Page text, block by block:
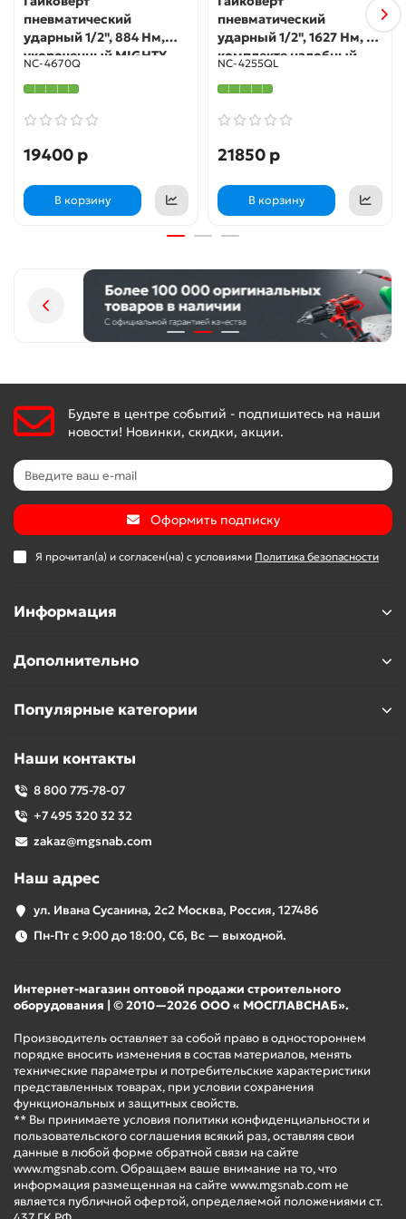
пневматический
ударный 1/2", 884 Нм,
укороченный MIGHTY
SEVEN NC-4670Q
NC-4670Q
19400 р
В корзину
пневматический
ударный 1/2", 1627 Нм, в
комплекте налобный
фонарь MIGHTY SEVEN
NC-4255QL
NC-4255QL
21850 р
В корзину
Будьте в центре событий - подпишитесь на наши
новости! Новинки, скидки, акции.
Оформить подписку
Я прочитал(а) и согласен(на) с условиями Политика безопасности
Информация
Дополнительно
Популярные категории
Наши контакты
8 800 775-78-07
+7 495 320 32 32
zakaz@mgsnab.com
Наш адрес
ул. Ивана Сусанина, 2с2 Москва, Россия, 127486
Пн-Пт с 9:00 до 18:00, Сб, Вс — выходной.
Интернет-магазин оптовой продажи строительного
оборудования | © 2010—2026 ООО « МОСГЛАВСНАБ».
Производитель оставляет за собой право в одностороннем
порядке вносить изменения в состав материалов, менять
технические параметры и потребительские характеристики
представленных товарах, при условии сохранения
функциональных и защитных свойств.
** Вы принимаете условия политики конфиденциальности и
пользовательского соглашения всякий раз, оставляя свои
данные в любой форме обратной связи на сайте
www.mgsnab.com. Обращаем ваше внимание на то, что
информация размещенная на сайте www.mgsnab.com не
является публичной офертой, определяемой положениями ст.